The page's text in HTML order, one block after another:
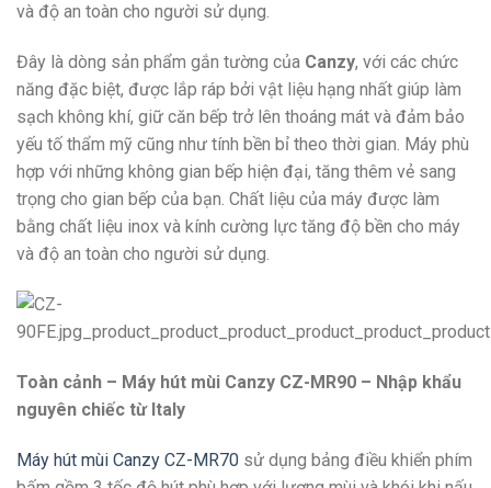
và độ an toàn cho người sử dụng.
Đây là dòng sản phẩm gắn tường của Canzy, với các chức
năng đặc biệt, được lắp ráp bởi vật liệu hạng nhất giúp làm
sạch không khí, giữ căn bếp trở lên thoáng mát và đảm bảo
yếu tố thẩm mỹ cũng như tính bền bỉ theo thời gian. Máy phù
hợp với những không gian bếp hiện đại, tăng thêm vẻ sang
trọng cho gian bếp của bạn. Chất liệu của máy được làm
bằng chất liệu inox và kính cường lực tăng độ bền cho máy
và độ an toàn cho người sử dụng.
Toàn cảnh – Máy hút mùi Canzy CZ-MR90 – Nhập khẩu
nguyên chiếc từ Italy
Máy hút mùi Canzy CZ-MR70 sử dụng bảng điều khiển phím